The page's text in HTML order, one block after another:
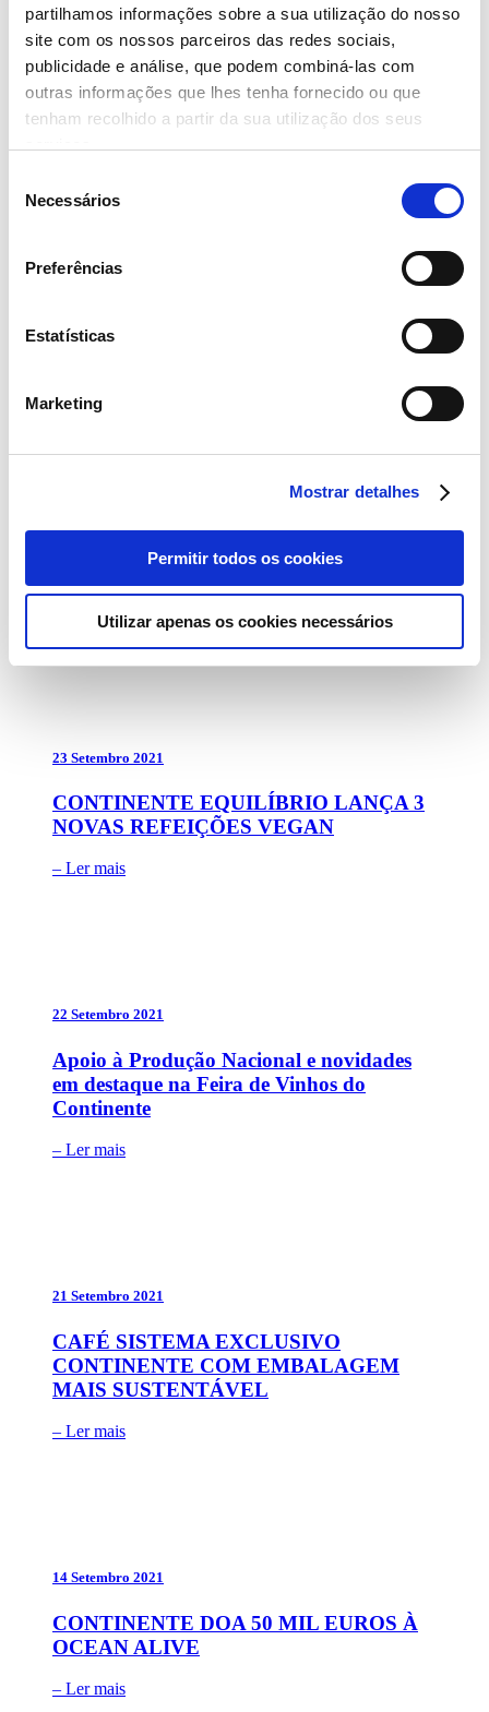
partilhamos informações sobre a sua utilização do nosso
site com os nossos parceiros das redes sociais,
publicidade e análise, que podem combiná-las com
outras informações que lhes tenha fornecido ou que
tenham recolhido a partir da sua utilização dos seus
Necessários
Preferências
Estatísticas
Marketing
Mostrar detalhes
Permitir todos os cookies
Utilizar apenas os cookies necessários
CONTINENTE DO BEBÉ LANÇA
CLUBE EXCLUSIVO
– Ler mais
CONTINENTE SELEÇÃO APRESENTA
Edição Limitada
– Ler mais
23 Setembro 2021
CONTINENTE EQUILÍBRIO LANÇA 3
NOVAS REFEIÇÕES VEGAN
– Ler mais
22 Setembro 2021
Apoio à Produção Nacional e novidades
em destaque na Feira de Vinhos do
Continente
– Ler mais
21 Setembro 2021
CAFÉ SISTEMA EXCLUSIVO
CONTINENTE COM EMBALAGEM
MAIS SUSTENTÁVEL
– Ler mais
14 Setembro 2021
CONTINENTE DOA 50 MIL EUROS À
OCEAN ALIVE
– Ler mais